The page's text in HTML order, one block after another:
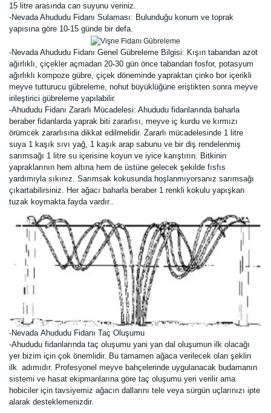
15 litre arasında can suyunu veriniz.
-Nevada Ahududu Fidanı Sulaması: Bulunduğu konum ve toprak
yapısına göre 10-15 günde bir defa.
-Nevada Ahududu Fidanı Genel Gübreleme Bilgisi: Kışın tabandan azot
ağırlıklı, çiçekler açmadan 20-30 gün önce tabandan fosfor, potasyum
ağırlıklı kompoze gübre, çiçek döneminde yapraktan çinko bor içerikli
meyve tutturucu gübreleme, nohut büyüklüğüne eriştikten sonra meyve
irileştirici gübreleme yapılabilir.
-Ahududu Fidanı Zararlı Mücadelesi: Ahududu fidanlarında baharla
beraber fidanlarda yaprak biti zararlısı, meyve iç kurdu ve kırmızı
örümcek zararlısına dikkat edilmelidir. Zararlı mücadelesinde 1 litre
suya 1 kaşık sıvı yağ, 1 kaşık arap sabunu ve bir diş rendelenmiş
sarımsağı 1 litre su içerisine koyun ve iyice karıştırın. Bitkinin
yapraklarının hem altına hem de üstüne gelecek şekilde fısfıs
yardımıyla sıkınız. Sarımsak kokusunda hoşlanmıyorsanız sarımsağı
çıkartabilirsiniz. Her ağacı baharla beraber 1 renkli kokulu yapışkan
tuzak koymakta fayda vardır..
-Nevada Ahududu Fidanı Taç Oluşumu
-Ahududu fidanlarında taç oluşumu yani yan dal oluşumun ilk olacağı
yer bizim için çok önemlidir. Bu tamamen ağaca verilecek olan şeklin
ilk adımıdır. Profesyonel meyve bahçelerinde uygulanacak budamanın
sistemi ve hasat ekipmanlarına göre taç oluşumu yeri verilir ama
hobiciler için tavsiyemiz ağacın dallarını tele veya sürgün uçlarınızı ipte
alarak desteklemenizdir.